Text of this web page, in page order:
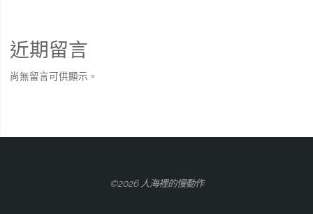
近期留言
尚無留言可供顯示。
©2026 人海裡的慢動作